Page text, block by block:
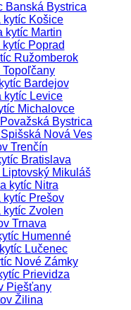
Banská Bystrica
kytíc Košice
kytíc Martin
Poprad
Ružomberok
Topoľčany
Bardejov
kytíc Levice
Michalovce
Bystrica
Nová Ves
Trenčín
Bratislava
Mikuláš
kytíc Nitra
kytíc Prešov
kytíc Zvolen
Trnava
Humenné
Lučenec
Nové Zámky
Prievidza
Piešťany
Žilina